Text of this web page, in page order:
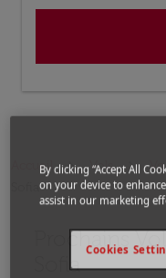
Accueil Vols
Prochains
Sofia
Aucun tarif
By clicking “Accept All
on your device to
assist in our marketing
Cookies